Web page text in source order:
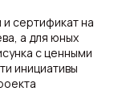
сертификат на
а для юных
с ценными
инициативы